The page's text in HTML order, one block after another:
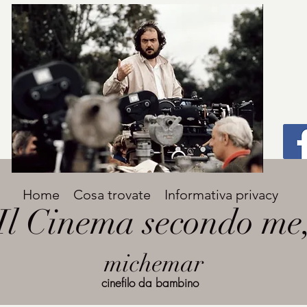
Titolo
grande
Avenir Light una delle font preferite dai
designer. Facile da leggere, viene
utilizzata per titoli e paragrafi.
Cinema secondo
michemar
Home Cosa trovate Informativa privacy
cinefilo da bambino